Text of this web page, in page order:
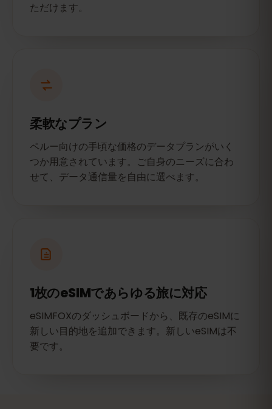
ただけます。
柔軟なプラン
ペルー向けの手頃な価格のデータプランがいく
つか用意されています。ご自身のニーズに合わ
せて、データ通信量を自由に選べます。
1枚のeSIMであらゆる旅に対応
eSIMFOXのダッシュボードから、既存のeSIMに
新しい目的地を追加できます。新しいeSIMは不
要です。